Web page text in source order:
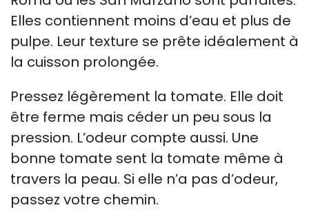
Elles contiennent moins d’eau et plus de
pulpe. Leur texture se prête idéalement à
la cuisson prolongée.
Pressez légèrement la tomate. Elle doit
être ferme mais céder un peu sous la
pression. L’odeur compte aussi. Une
bonne tomate sent la tomate même à
travers la peau. Si elle n’a pas d’odeur,
passez votre chemin.